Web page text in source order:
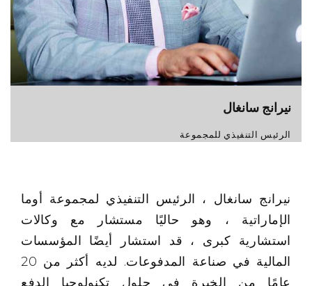
نيرانج سانغال
الرئيس التنفيذي للمجموعة
نيرانج سانغال ، الرئيس التنفيذي لمجموعة أوما
الإماراتية ، وهو حاليًا مستشار مع وكالات
استشارية كبرى ، قد استشار أيضًا المؤسسات
المالية في صناعة المدفوعات. لديه أكثر من 20
عامًا من الخبرة في حلول تكنولوجيا الدفع